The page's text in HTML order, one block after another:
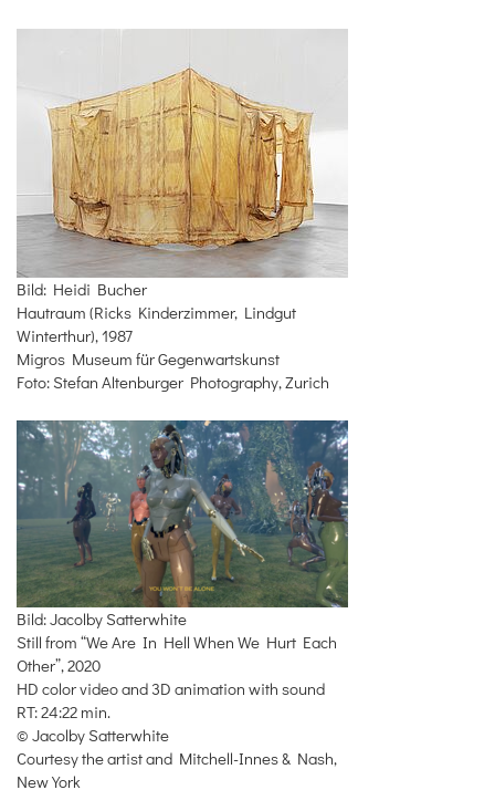
Bild: Heidi Bucher
Hautraum (Ricks Kinderzimmer, Lindgut
Winterthur), 1987
Migros Museum für Gegenwartskunst
Foto: Stefan Altenburger Photography, Zurich
Bild: Jacolby Satterwhite
Still from “We Are In Hell When We Hurt Each
Other”, 2020
HD color video and 3D animation with sound
RT: 24:22 min.
© Jacolby Satterwhite
Courtesy the artist and Mitchell-Innes & Nash,
New York